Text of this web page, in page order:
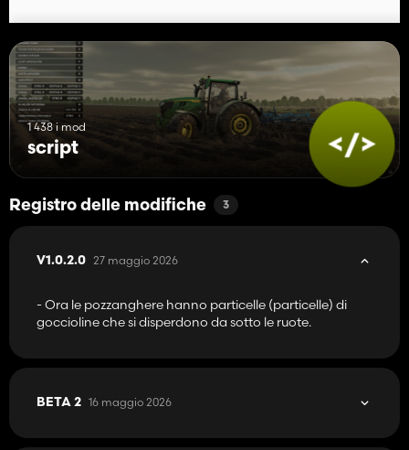
1 438 i mod
script
Registro delle modifiche 3
V1.0.2.0 27 maggio 2026
- Ora le pozzanghere hanno particelle (particelle) di
goccioline che si disperdono da sotto le ruote.
BETA 2 16 maggio 2026